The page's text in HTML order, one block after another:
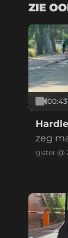
ZIE
00:43
zeg
gister @